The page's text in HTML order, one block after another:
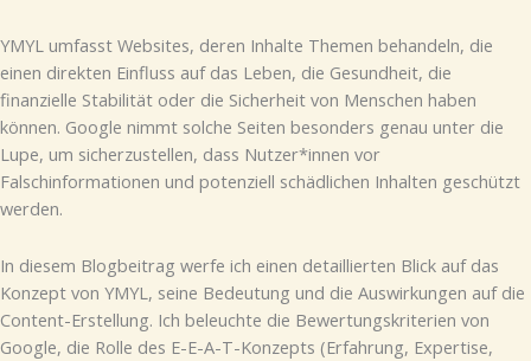
YMYL umfasst Websites, deren Inhalte Themen behandeln, die
einen direkten Einfluss auf das Leben, die Gesundheit, die
finanzielle Stabilität oder die Sicherheit von Menschen haben
können. Google nimmt solche Seiten besonders genau unter die
Lupe, um sicherzustellen, dass Nutzer*innen vor
Falschinformationen und potenziell schädlichen Inhalten geschützt
werden.
In diesem Blogbeitrag werfe ich einen detaillierten Blick auf das
Konzept von YMYL, seine Bedeutung und die Auswirkungen auf die
Content-Erstellung. Ich beleuchte die Bewertungskriterien von
Google, die Rolle des E-E-A-T-Konzepts (Erfahrung, Expertise,